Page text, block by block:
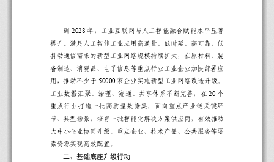
到 2028 年，工业互联网与人工智能融合赋能水平显著
提升。满足人工智能工业应用高通量、低时延、高可靠、低
抖动通信需求的新型工业网络规模持续扩大，在原材料、 装
备制造、 消费品 、 电子信息 等重点行业工业企业 加快部署 应
用 ，推动不少于 50000 家企业实施新型工业网络改造升级 。
工业数据汇聚、治理、流通、共享体系不断完善，在 20 个
重点行业打造一批高质量数据集。面向重点产业链关键环
节、 典型场景，培育一批智能化解决方案供应商，
有效推动
大中小企业协同升级
重点企业 、 技术产品 、 公共服务等要
素资源实现高效配置。
二、基础底座升级行动